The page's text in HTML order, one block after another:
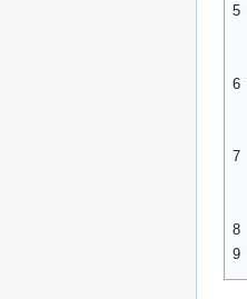
5
6
7
8
9